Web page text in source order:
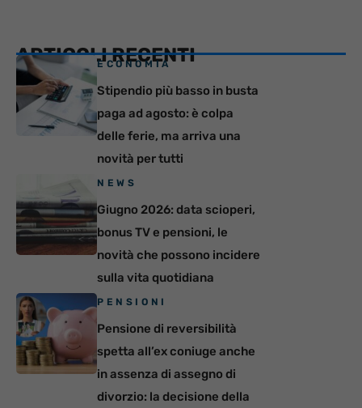
ARTICOLI RECENTI
ECONOMIA
Stipendio più basso in busta
paga ad agosto: è colpa
delle ferie, ma arriva una
novità per tutti
NEWS
Giugno 2026: data scioperi,
bonus TV e pensioni, le
novità che possono incidere
sulla vita quotidiana
PENSIONI
Pensione di reversibilità
spetta all’ex coniuge anche
in assenza di assegno di
divorzio: la decisione della